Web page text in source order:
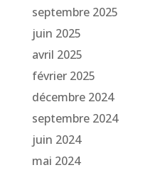
septembre 2025
juin 2025
avril 2025
février 2025
décembre 2024
septembre 2024
juin 2024
mai 2024